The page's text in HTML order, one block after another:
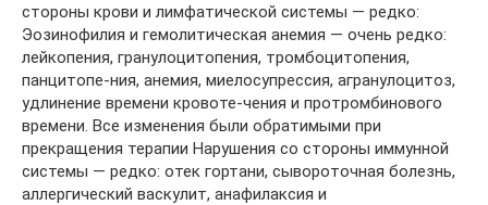
стороны крови и лимфатической системы — редко:
Эозинофилия и гемолитическая анемия — очень редко:
лейкопения, гранулоцитопения, тромбоцитопения,
панцитопе-ния, анемия, миелосупрессия, агранулоцитоз,
удлинение времени кровоте-чения и протромбинового
времени. Все изменения были обратимыми при
прекращения терапии Нарушения со стороны иммунной
системы — редко: отек гортани, сывороточная болезнь,
аллергический васкулит, анафилаксия и